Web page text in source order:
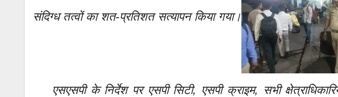
संदिग्ध तत्वों का शत-प्रतिशत सत्यापन किया गया।
एसएसपी के निर्देश पर एसपी सिटी, एसपी क्राइम, सभी